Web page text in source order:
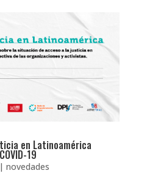
en Latinoamérica
19
| novedades